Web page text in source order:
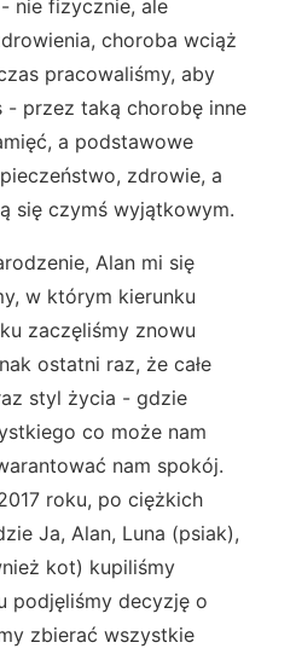
nie fizycznie, ale
choroba wciąż
pracowaliśmy, aby
przez taką chorobę inne
a podstawowe
zdrowie, a
się czymś wyjątkowym.
Alan mi się
w którym kierunku
zaczęliśmy znowu
ostatni raz, że całe
styl życia - gdzie
co może nam
nam spokój.
roku, po ciężkich
Ja, Alan, Luna (psiak),
kot) kupiliśmy
podjęliśmy decyzję o
zbierać wszystkie